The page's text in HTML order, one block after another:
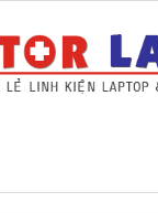
Sửa Laptop uy tín